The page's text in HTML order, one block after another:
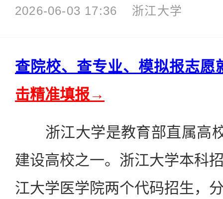
2026-06-03 17:36 浙江大学
查院校、查专业、模拟报志
击精准填报→
浙江大学是教育部直属高校
建设高校之一。浙江大学本科
江大学医学院两个代码招生，